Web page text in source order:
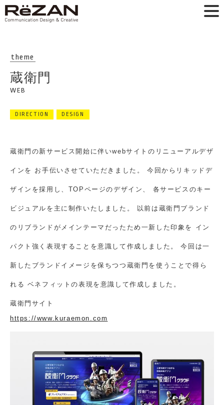
theme
蔵衛門
WEB
DIRECTION DESIGN
蔵衛門の新サービス開始に伴いwebサイトのリニューアルデザ
インを お手伝いさせていただきました。 今回からリキッドデ
ザインを採用し、TOPページのデザイン、 各サービスのキー
ビジュアルを主に制作いたしました。 以前は蔵衛門ブランド
のリブランドがメインテーマだったため一新した印象を イン
パクト強く表現することを意識して作成しました。 今回は一
新したブランドイメージを保ちつつ蔵衛門を使うことで得ら
れる ベネフィットの表現を意識して作成しました。
蔵衛門サイト
https://www.kuraemon.com